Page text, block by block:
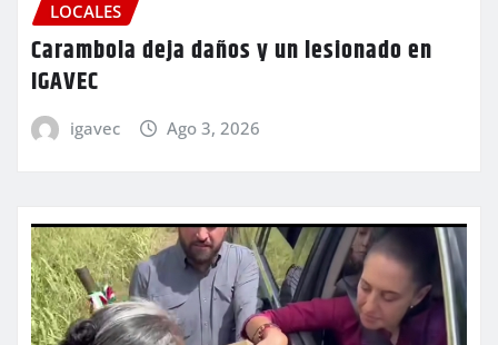
LOCALES
Carambola deja daños y un lesionado en
IGAVEC
igavec Ago 3, 2026